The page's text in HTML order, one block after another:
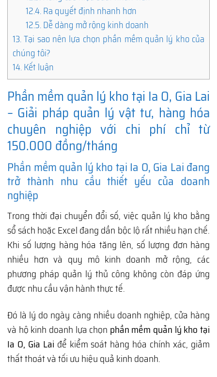
12.4.Ra quyết định nhanh hơn
12.5.Dễ dàng mở rộng kinh doanh
13.Tại sao nên lựa chọn phần mềm quản lý kho của
chúng tôi?
14.Kết luận
Phần mềm quản lý kho tại Ia O, Gia Lai
– Giải pháp quản lý vật tư, hàng hóa
chuyên nghiệp với chi phí chỉ từ
150.000 đồng/tháng
Phần mềm quản lý kho tại Ia O, Gia Lai đang
trở thành nhu cầu thiết yếu của doanh
nghiệp
Trong thời đại chuyển đổi số, việc quản lý kho bằng
sổ sách hoặc Excel đang dần bộc lộ rất nhiều hạn chế.
Khi số lượng hàng hóa tăng lên, số lượng đơn hàng
nhiều hơn và quy mô kinh doanh mở rộng, các
phương pháp quản lý thủ công không còn đáp ứng
được nhu cầu vận hành thực tế.
Đó là lý do ngày càng nhiều doanh nghiệp, cửa hàng
và hộ kinh doanh lựa chọn phần mềm quản lý kho tại
Ia O, Gia Lai để kiểm soát hàng hóa chính xác, giảm
thất thoát và tối ưu hiệu quả kinh doanh.